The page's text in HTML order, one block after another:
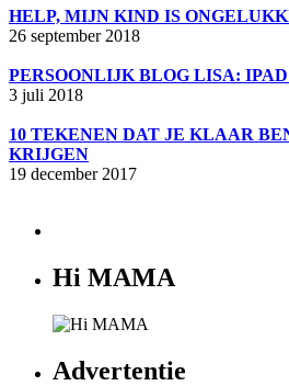
HELP, MIJN KIND IS
26 september 2018
PERSOONLIJK BLOG LISA:
3 juli 2018
10 TEKENEN DAT JE KLAAR
KRIJGEN
19 december 2017
Hi MAMA
Advertentie